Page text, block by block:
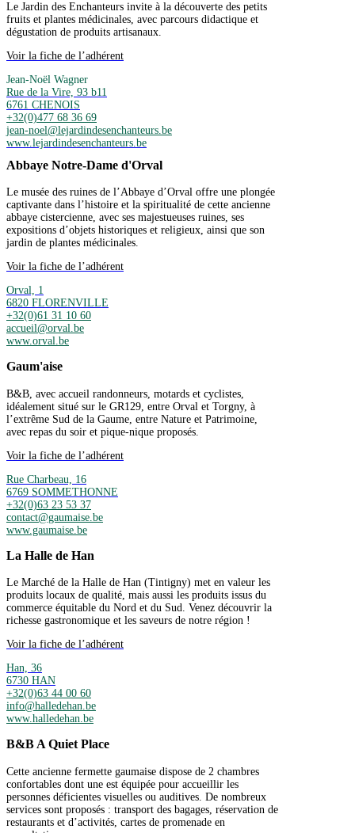
Le Jardin des Enchanteurs invite à la découverte des petits
fruits et plantes médicinales, avec parcours didactique et
dégustation de produits artisanaux.
Voir la fiche de l’adhérent
Jean-Noël Wagner
Rue de la Vire, 93 b11
6761 CHENOIS
+32(0)477 68 36 69
jean-noel@lejardindesenchanteurs.be
www.lejardindesenchanteurs.be
Abbaye Notre-Dame d'Orval
Le musée des ruines de l’Abbaye d’Orval offre une plongée
captivante dans l’histoire et la spiritualité de cette ancienne
abbaye cistercienne, avec ses majestueuses ruines, ses
expositions d’objets historiques et religieux, ainsi que son
jardin de plantes médicinales.
Voir la fiche de l’adhérent
Orval, 1
6820 FLORENVILLE
+32(0)61 31 10 60
accueil@orval.be
www.orval.be
Gaum'aise
B&B, avec accueil randonneurs, motards et cyclistes,
idéalement situé sur le GR129, entre Orval et Torgny, à
l’extrême Sud de la Gaume, entre Nature et Patrimoine,
avec repas du soir et pique-nique proposés.
Voir la fiche de l’adhérent
Rue Charbeau, 16
6769 SOMMETHONNE
+32(0)63 23 53 37
contact@gaumaise.be
www.gaumaise.be
La Halle de Han
Le Marché de la Halle de Han (Tintigny) met en valeur les
produits locaux de qualité, mais aussi les produits issus du
commerce équitable du Nord et du Sud. Venez découvrir la
richesse gastronomique et les saveurs de notre région !
Voir la fiche de l’adhérent
Han, 36
6730 HAN
+32(0)63 44 00 60
info@halledehan.be
www.halledehan.be
B&B A Quiet Place
Cette ancienne fermette gaumaise dispose de 2 chambres
confortables dont une est équipée pour accueillir les
personnes déficientes visuelles ou auditives. De nombreux
services sont proposés : transport des bagages, réservation de
restaurants et d’activités, cartes de promenade en